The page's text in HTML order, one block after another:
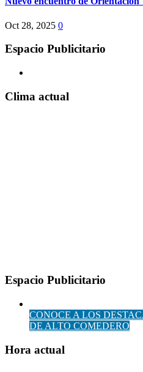
Oct 28, 2025 0
Espacio Publicitario
Clima actual
Espacio Publicitario
CONOCE A LOS
DE ALTO COMEDERO
Hora actual